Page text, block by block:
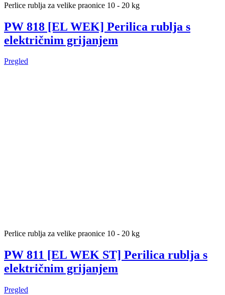
Perlice rublja za velike praonice 10 - 20 kg
PW 818 [EL WEK] Perilica rublja s
električnim grijanjem
Pregled
Perlice rublja za velike praonice 10 - 20 kg
PW 811 [EL WEK ST] Perilica rublja s
električnim grijanjem
Pregled